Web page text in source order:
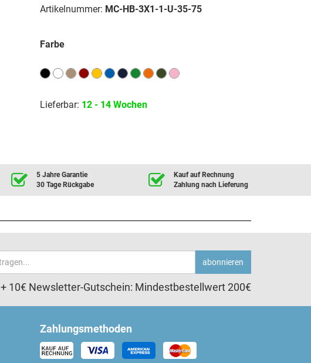
Artikelnummer: MC-HB-3X1-1-U-35-75
Farbe
Lieferbar: 12 - 14 Wochen
5 Jahre Garantie
30 Tage Rückgabe
Kauf auf Rechnung
Zahlung nach Lieferung
abonnieren
+ 10€ Newsletter-Gutschein: Mindestbestellwert 200€
Zahlungsmethoden